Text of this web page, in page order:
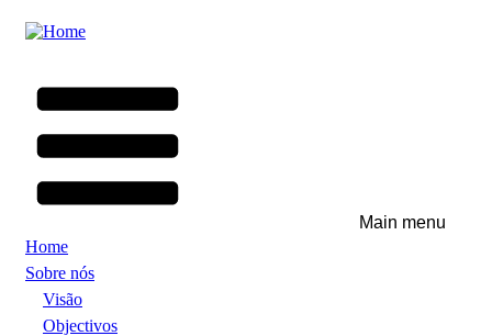
Skip
content
Main menu
Home
Sobre nós
Visão
Objectivos